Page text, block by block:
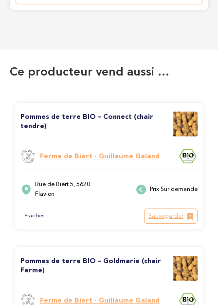
Ce producteur vend aussi …
Pommes de terre BIO – Connect (chair
tendre)
Ferme de Biert - Guillaume Galand
Rue de Biert 5, 5620
Flavion
Prix Sur demande
Fraiches Sauvegarder
Pommes de terre BIO – Goldmarie (chair
Ferme)
Ferme de Biert - Guillaume Galand